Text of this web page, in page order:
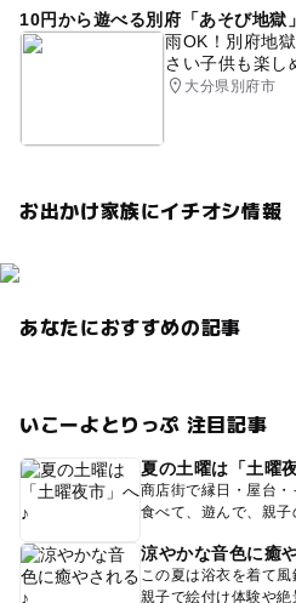
10円から遊べる別府「あそび地獄
雨OK！別府地
さい子供も楽し
大分県別府市
お出かけ家族にイチオシ情報
あなたにおすすめの記事
いこーよとりっぷ 注目記事
夏の土曜は「土曜
商店街で縁日・屋台・
食べて、遊んで、親子
涼やかな音色に癒
この夏は浴衣を着て風
親子で絵付け体験や絶